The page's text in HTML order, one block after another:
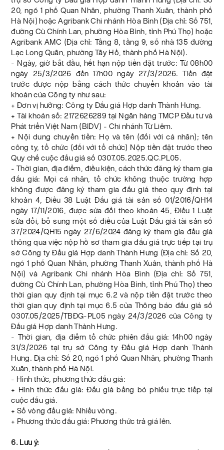
20, ngõ 1 phố Quan Nhân, phường Thanh Xuân, thành phố
Hà Nội) hoặc Agribank Chi nhánh Hòa Bình (Địa chỉ: Số 751,
đường Cù Chính Lan, phường Hòa Bình, tỉnh Phú Thọ) hoặc
Agribank AMC (Địa chỉ: Tầng 8, tầng 9, số nhà 135 đường
Lạc Long Quân, phường Tây Hồ, thành phố Hà Nội).
- Ngày, giờ bắt đầu, hết hạn nộp tiền đặt trước: Từ 08h00
ngày 25/3/2026 đến 17h00 ngày 27/3/2026. Tiền đặt
trước được nộp bằng cách thức chuyển khoản vào tài
khoản của Công ty như sau:
+ Đơn vị hưởng: Công ty Đấu giá Hợp danh Thành Hưng.
+ Tài khoản số: 2172626289 tại Ngân hàng TMCP Đầu tư và
Phát triển Việt Nam (BIDV) - Chi nhánh Từ Liêm.
+ Nội dung chuyển tiền: Họ và tên (đối với cá nhân); tên
công ty, tổ chức (đối với tổ chức) Nộp tiền đặt trước theo
Quy chế cuộc đấu giá số 0307.05.2025.QC.PL05.
- Thời gian, địa điểm, điều kiện, cách thức đăng ký tham gia
đấu giá: Mọi cá nhân, tổ chức không thuộc trường hợp
không được đăng ký tham gia đấu giá theo quy định tại
khoản 4, Điều 38 Luật Đấu giá tài sản số 01/2016/QH14
ngày 17/11/2016, được sửa đổi theo khoản 45, Điều 1 Luật
sửa đổi, bổ sung một số điều của Luật Đấu giá tài sản số
37/2024/QH15 ngày 27/6/2024 đăng ký tham gia đấu giá
thông qua việc nộp hồ sơ tham gia đấu giá trực tiếp tại trụ
sở Công ty Đấu giá Hợp danh Thành Hưng (Địa chỉ: Số 20,
ngõ 1 phố Quan Nhân, phường Thanh Xuân, thành phố Hà
Nội) và Agribank Chi nhánh Hòa Bình (Địa chỉ: Số 751,
đường Cù Chính Lan, phường Hòa Bình, tỉnh Phú Thọ) theo
thời gian quy định tại mục 6.2 và nộp tiền đặt trước theo
thời gian quy định tại mục 6.5 của Thông báo đấu giá số
0307.05/2025/TBĐG-PL05 ngày 24/3/2026 của Công ty
Đấu giá Hợp danh Thành Hưng.
- Thời gian, địa điểm tổ chức phiên đấu giá: 14h00 ngày
31/3/2026 tại trụ sở Công ty Đấu giá Hợp danh Thành
Hưng. Địa chỉ: Số 20, ngõ 1 phố Quan Nhân, phường Thanh
Xuân, thành phố Hà Nội.
- Hình thức, phương thức đấu giá:
+ Hình thức đấu giá: Đấu giá bằng bỏ phiếu trực tiếp tại
cuộc đấu giá.
+ Số vòng đấu giá: Nhiều vòng.
+ Phương thức đấu giá: Phương thức trả giá lên.
6. Lưu ý: